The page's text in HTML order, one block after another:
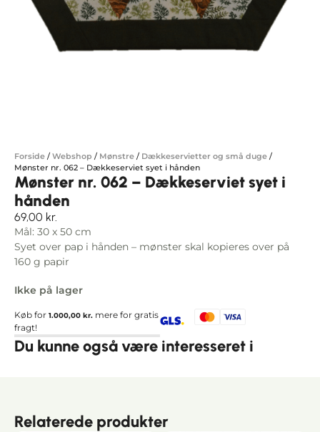
Forside / Webshop / Mønstre / Dækkeservietter og små duge /
Mønster nr. 062 – Dækkeserviet syet i hånden
Mønster nr. 062 – Dækkeserviet syet i
hånden
69,00 kr.
Mål: 30 x 50 cm
Syet over pap i hånden – mønster skal kopieres over på
160 g papir
Ikke på lager
Køb for 1.000,00 kr. mere for gratis
fragt!
Du kunne også være interesseret i
Relaterede produkter